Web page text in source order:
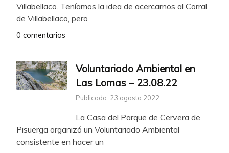
Villabellaco. Teníamos la idea de acercarnos al Corral
de Villabellaco, pero
0 comentarios
Voluntariado Ambiental en
Las Lomas – 23.08.22
Publicado: 23 agosto 2022
La Casa del Parque de Cervera de
Pisuerga organizó un Voluntariado Ambiental
consistente en hacer un